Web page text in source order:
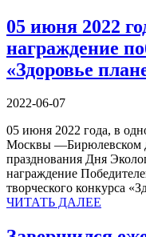
05 июня 2022
награждение
«Здоровье
2022-06-07
05 июня 2022 года, в
Москвы —Бирюлевском
празднования Дня
награждение
творческого конкурса
ЧИТАТЬ ДАЛЕЕ